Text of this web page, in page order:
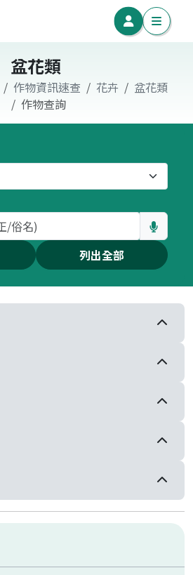
盆花類
作物資訊速查 花卉
盆花類
作物查詢
列出全部